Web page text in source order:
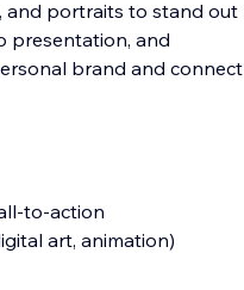
and portraits to stand out
presentation, and
brand and connect
to-action
art, animation)